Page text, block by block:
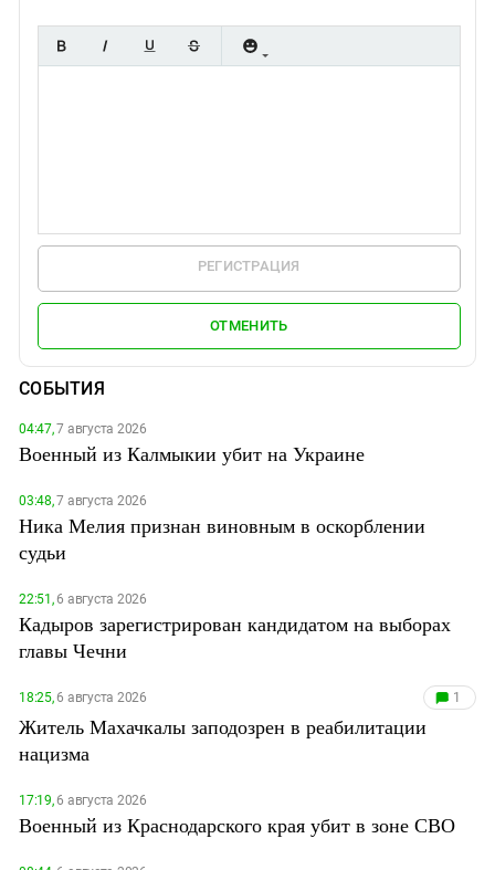
РЕГИСТРАЦИЯ
ОТМЕНИТЬ
СОБЫТИЯ
04:47,7 августа 2026
Военный из Калмыкии убит на Украине
03:48,7 августа 2026
Ника Мелия признан виновным в оскорблении
судьи
22:51,6 августа 2026
Кадыров зарегистрирован кандидатом на выборах
главы Чечни
18:25,6 августа 2026 1
Житель Махачкалы заподозрен в реабилитации
нацизма
17:19,6 августа 2026
Военный из Краснодарского края убит в зоне СВО